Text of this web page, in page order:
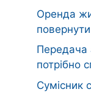
Оренда
Передача
потрібно
Сумісник